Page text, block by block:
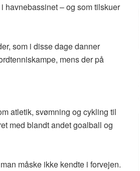
havnebassinet – og som tilskuer
som i disse dage danner
mens der på
atletik, svømning og cykling til
med blandt andet goalball og
måske ikke kendte i forvejen.